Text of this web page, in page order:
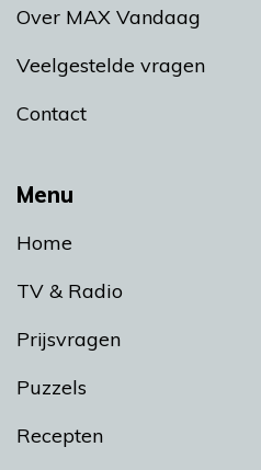
Menu
Home
TV & Radio
Prijsvragen
Puzzels
Recepten
Over MAX Vandaag
Veelgestelde vragen
Contact